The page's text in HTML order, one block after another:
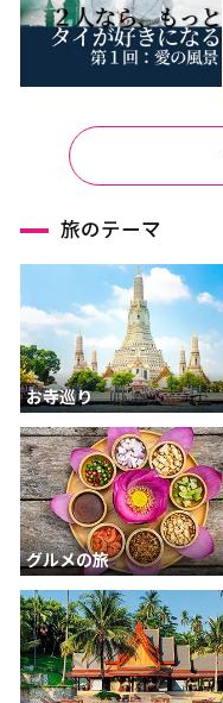
旅のテーマ
お寺巡り
グルメの旅